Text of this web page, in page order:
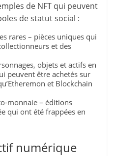
de NFT qui peuvent
de statut social :
rares – pièces uniques qui
et des
objets et actifs en
peuvent être achetés sur
et Blockchain
monnaie – éditions
qui ont été frappées en
numérique